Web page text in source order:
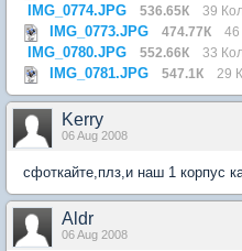
IMG_0774.JPG 536.65К 39
IMG_0773.JPG 474.77К 46
IMG_0780.JPG 552.66К 33
IMG_0781.JPG 547.1К 29
Kerry
06 Aug 2008
сфоткайте,плз,и наш 1 корпус
Aldr
06 Aug 2008